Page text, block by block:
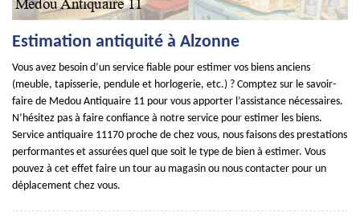
Estimation antiquité à Alzonne
Vous avez besoin d’un service fiable pour estimer vos biens anciens
(meuble, tapisserie, pendule et horlogerie, etc.) ? Comptez sur le savoir-
faire de Medou Antiquaire 11 pour vous apporter l’assistance nécessaires.
N’hésitez pas à faire confiance à notre service pour estimer les biens.
Service antiquaire 11170 proche de chez vous, nous faisons des prestations
performantes et assurées quel que soit le type de bien à estimer. Vous
pouvez à cet effet faire un tour au magasin ou nous contacter pour un
déplacement chez vous.